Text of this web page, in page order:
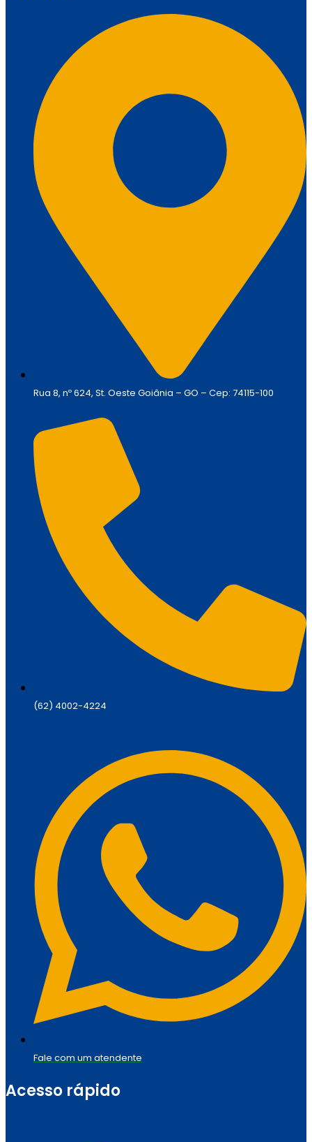
Rua 8, nº 624, St. Oeste Goiânia – GO – Cep: 74115-100
(62) 4002-4224
Fale com um atendente
Acesso rápido